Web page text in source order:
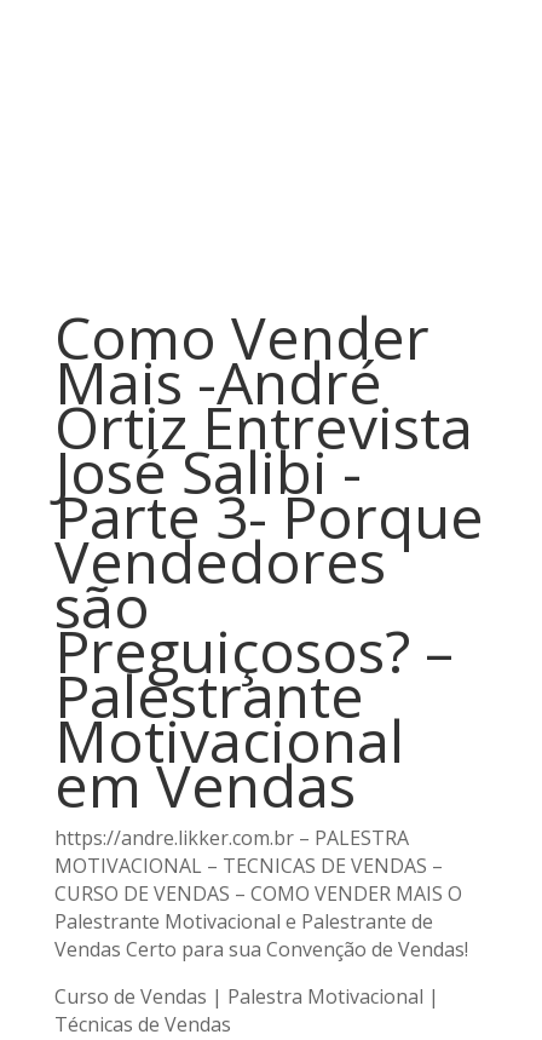
Como Vender
Mais -André
Ortiz Entrevista
José Salibi -
Parte 3- Porque
Vendedores
são
Preguiçosos? –
Palestrante
Motivacional
em Vendas
https://andre.likker.com.br – PALESTRA
MOTIVACIONAL – TECNICAS DE VENDAS –
CURSO DE VENDAS – COMO VENDER MAIS O
Palestrante Motivacional e Palestrante de
Vendas Certo para sua Convenção de Vendas!
Curso de Vendas | Palestra Motivacional |
Técnicas de Vendas